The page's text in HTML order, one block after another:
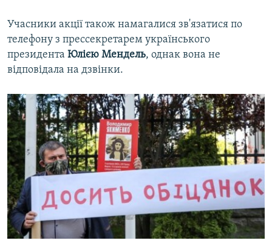
Учасники акції також намагалися зв'язатися по
телефону з прессекретарем українського
президента Юлією Мендель, однак вона не
відповідала на дзвінки.